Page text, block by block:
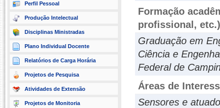
Perfil Pessoal
Produção Intelectual
Disciplinas Ministradas
Plano Individual Docente
Relatórios de Carga Horária
Projetos de Pesquisa
Atividades de Extensão
Projetos de Monitoria
Formação
profissional, etc.)
Graduação em
Ciência e
Federal de
Áreas de
Sensores e